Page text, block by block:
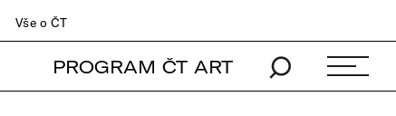
Vše o ČT
PROGRAM ČT ART